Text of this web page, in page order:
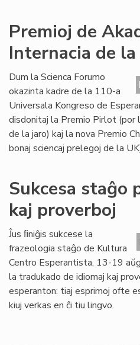
Premioj de
Internacia de la
Dum la Scienca Forumo
okazinta kadre de la 110-a
Universala Kongreso de
disdonitaj la Premio Pirlot (por
de la jaro) kaj la nova Premio
bonaj sciencaj prelegoj de la
Sukcesa staĝo
kaj proverboj
Ĵus ﬁniĝis sukcese la
frazeologia staĝo de Kultura
Centro Esperantista, 13-19
la tradukado de idiomaj kaj
esperanton: tiaj esprimoj ofte
kiuj verkas en ĉi tiu lingvo.